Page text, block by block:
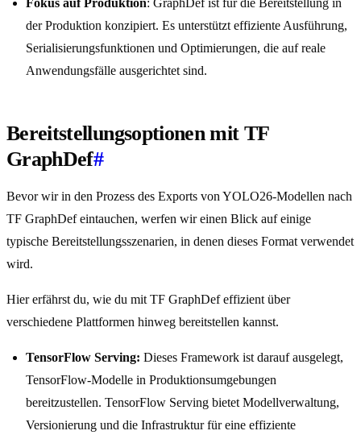
Fokus auf Produktion: GraphDef ist für die Bereitstellung in
der Produktion konzipiert. Es unterstützt effiziente Ausführung,
Serialisierungsfunktionen und Optimierungen, die auf reale
Anwendungsfälle ausgerichtet sind.
Bereitstellungsoptionen mit TF
GraphDef#
Bevor wir in den Prozess des Exports von YOLO26-Modellen nach
TF GraphDef eintauchen, werfen wir einen Blick auf einige
typische Bereitstellungsszenarien, in denen dieses Format verwendet
wird.
Hier erfährst du, wie du mit TF GraphDef effizient über
verschiedene Plattformen hinweg bereitstellen kannst.
TensorFlow Serving: Dieses Framework ist darauf ausgelegt,
TensorFlow-Modelle in Produktionsumgebungen
bereitzustellen. TensorFlow Serving bietet Modellverwaltung,
Versionierung und die Infrastruktur für eine effiziente